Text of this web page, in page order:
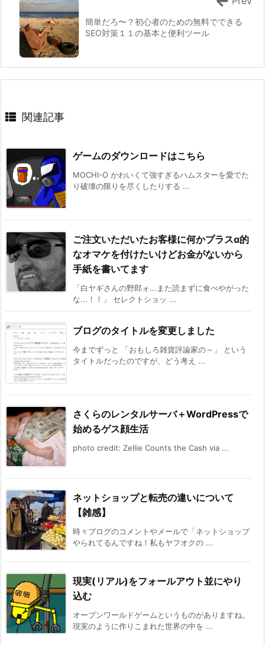
簡単だろ〜？初心者のための無料でできる
SEO対策１１の基本と便利ツール
関連記事
ゲームのダウンロードはこちら
MOCHI-O かわいくて強すぎるハムスターを愛でた
り破壊の限りを尽くしたりする ...
ご注文いただいたお客様に何かプラスα的
なオマケを付けたいけどお金がないから
手紙を書いてます
「白ヤギさんの野郎ォ...また読まずに食べやがった
な...！！」 セレクトショッ ...
ブログのタイトルを変更しました
今までずっと 「おもしろ雑貨評論家の～」 という
タイトルだったのですが、どう考え ...
さくらのレンタルサーバ＋WordPressで
始めるゲス顔生活
photo credit: Zellie Counts the Cash via ...
ネットショップと転売の違いについて
【雑感】
時々ブログのコメントやメールで「ネットショップ
やられてるんですね！私もヤフオクの ...
現実(リアル)をフォールアウト並にやり
込む
オープンワールドゲームというものがありますね。
現実のように作りこまれた世界の中を ...